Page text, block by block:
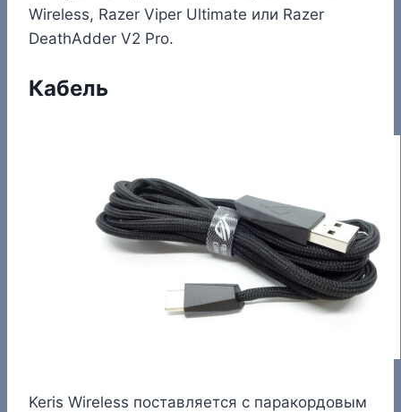
Wireless, Razer Viper Ultimate или Razer
DeathAdder V2 Pro.
Кабель
Keris Wireless поставляется с паракордовым